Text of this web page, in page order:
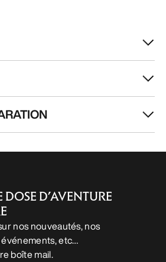
DOSE D’AVENTURE
nos nouveautés, nos
etc…
boîte mail.